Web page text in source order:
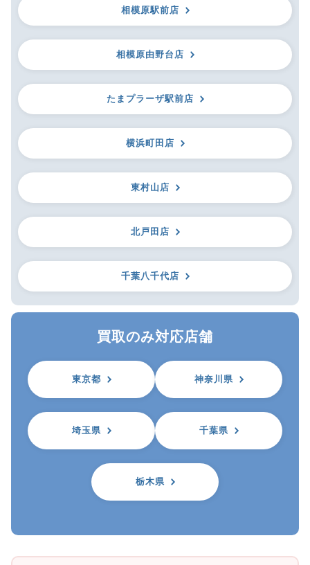
相模原駅前店
相模原由野台店
たまプラーザ駅前店
横浜町田店
東村山店
北戸田店
千葉八千代店
買取のみ対応店舗
東京都 神奈川県
埼玉県 千葉県
栃木県